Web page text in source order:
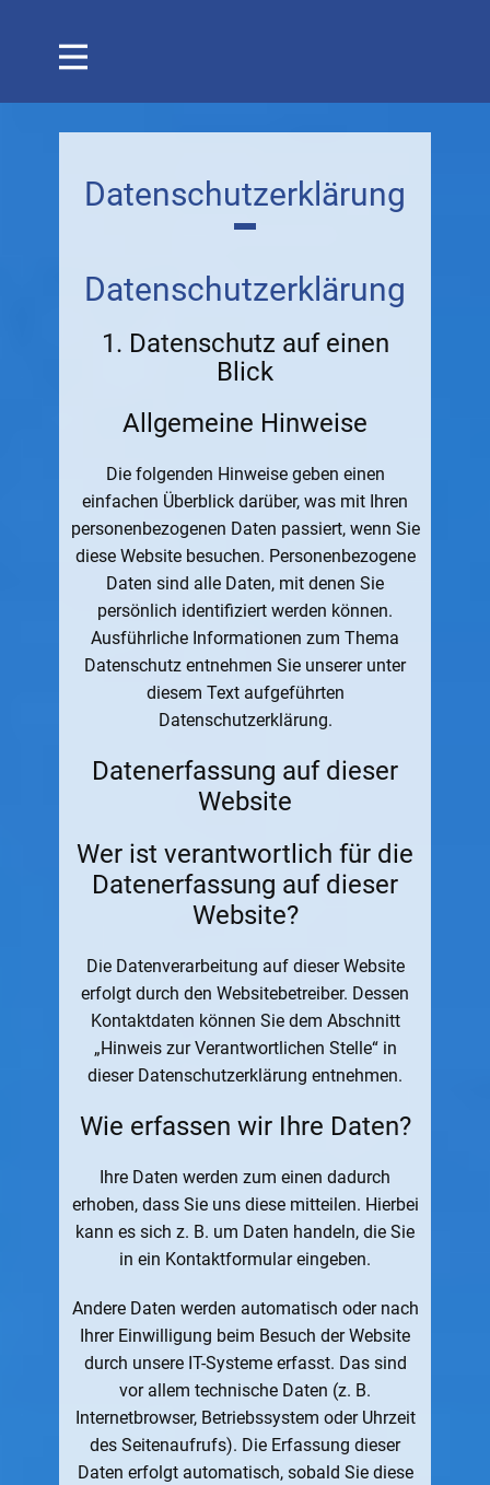
Datenschutzerklärung
Datenschutz­erklärung
1. Datenschutz auf einen
Blick
Allgemeine Hinweise
Die folgenden Hinweise geben einen
einfachen Überblick darüber, was mit Ihren
personenbezogenen Daten passiert, wenn Sie
diese Website besuchen. Personenbezogene
Daten sind alle Daten, mit denen Sie
persönlich identifiziert werden können.
Ausführliche Informationen zum Thema
Datenschutz entnehmen Sie unserer unter
diesem Text aufgeführten
Datenschutzerklärung.
Datenerfassung auf dieser
Website
Wer ist verantwortlich für die
Datenerfassung auf dieser
Website?
Die Datenverarbeitung auf dieser Website
erfolgt durch den Websitebetreiber. Dessen
Kontaktdaten können Sie dem Abschnitt
„Hinweis zur Verantwortlichen Stelle“ in
dieser Datenschutzerklärung entnehmen.
Wie erfassen wir Ihre Daten?
Ihre Daten werden zum einen dadurch
erhoben, dass Sie uns diese mitteilen. Hierbei
kann es sich z. B. um Daten handeln, die Sie
in ein Kontaktformular eingeben.
Andere Daten werden automatisch oder nach
Ihrer Einwilligung beim Besuch der Website
durch unsere IT-Systeme erfasst. Das sind
vor allem technische Daten (z. B.
Internetbrowser, Betriebssystem oder Uhrzeit
des Seitenaufrufs). Die Erfassung dieser
Daten erfolgt automatisch, sobald Sie diese